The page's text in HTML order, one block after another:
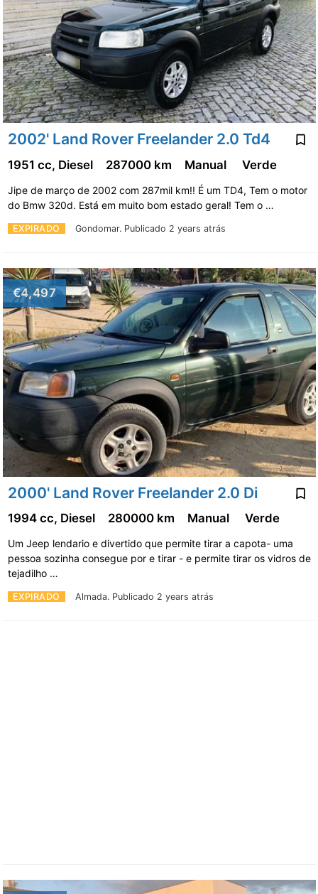
2002' Land Rover Freelander 2.0 Td4
EXPIRADO Gondomar. Publicado 2 years atrás
1951 cc, Diesel 287000 km Manual Verde
Jipe de março de 2002 com 287mil km!! É um TD4, Tem o motor
do Bmw 320d. Está em muito bom estado geral! Tem o …
€4,497
2000' Land Rover Freelander 2.0 Di
EXPIRADO Almada. Publicado 2 years atrás
1994 cc, Diesel 280000 km Manual Verde
Um Jeep lendario e divertido que permite tirar a capota- uma
pessoa sozinha consegue por e tirar - e permite tirar os vidros de
tejadilho …